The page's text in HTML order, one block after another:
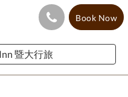
Book Now
暨大行旅